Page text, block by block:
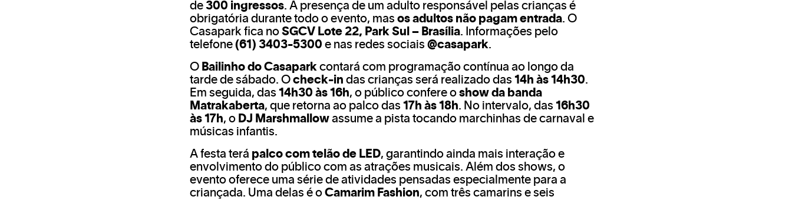
de 300 ingressos. A presença de um adulto responsável pelas crianças é
obrigatória durante todo o evento, mas os adultos não pagam entrada. O
Casapark fica no SGCV Lote 22, Park Sul – Brasília. Informações pelo
telefone (61) 3403-5300 e nas redes sociais @casapark.
O Bailinho do Casapark contará com programação contínua ao longo da
tarde de sábado. O check-in das crianças será realizado das 14h às 14h30.
Em seguida, das 14h30 às 16h, o público confere o show da banda
Matrakaberta, que retorna ao palco das 17h às 18h. No intervalo, das 16h30
às 17h, o DJ Marshmallow assume a pista tocando marchinhas de carnaval e
músicas infantis.
A festa terá palco com telão de LED, garantindo ainda mais interação e
envolvimento do público com as atrações musicais. Além dos shows, o
evento oferece uma série de atividades pensadas especialmente para a
criançada. Uma delas é o Camarim Fashion, com três camarins e seis